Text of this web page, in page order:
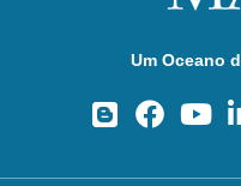
Um Oceano